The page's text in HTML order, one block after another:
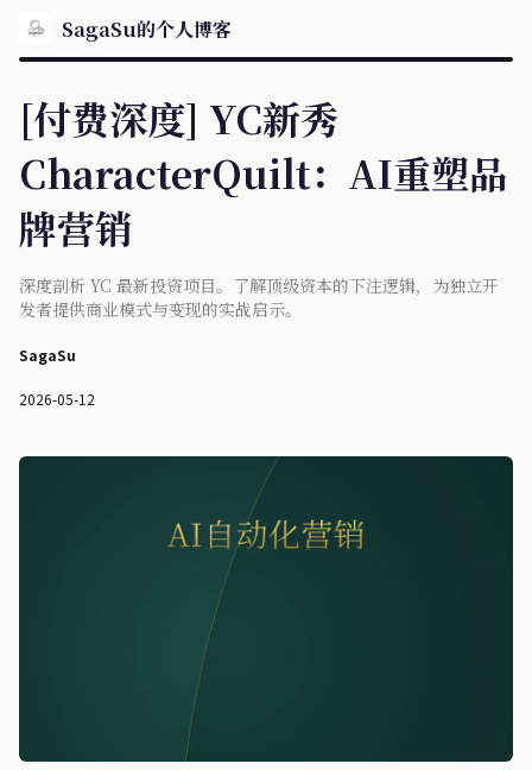
SagaSu的个人博客
[付费深度] YC新秀
CharacterQuilt：AI重塑品
牌营销
深度剖析 YC 最新投资项目。了解顶级资本的下注逻辑，为独立开
发者提供商业模式与变现的实战启示。
SagaSu
2026-05-12